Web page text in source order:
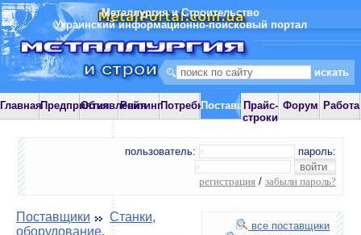
Металлургия и Строительство
Украинский информационно-поисковый портал
ГлавнаяПредприятияОбъявления
РейтингПотребностиПоставщики
Прайс-
строки
Форум Работа
пользователь: пароль:
регистрация / забыли пароль?
все поставщики
Поставщики
Станки,
оборудование,